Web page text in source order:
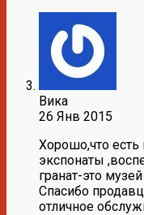
Вика
26 Янв 2015
Хорошо,что
экспонаты
гранат-это
Спасибо
отличное